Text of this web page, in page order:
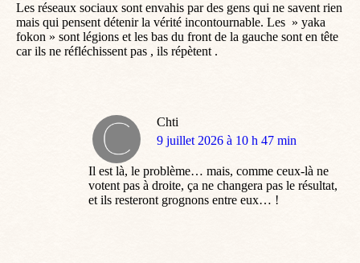
Les réseaux sociaux sont envahis par des gens qui ne savent rien
mais qui pensent détenir la vérité incontournable. Les » yaka
fokon » sont légions et les bas du front de la gauche sont en tête
car ils ne réfléchissent pas , ils répètent .
Chti
dit
9 juillet 2026 à 10 h 47 min
Il est là, le problème… mais, comme ceux-là ne
votent pas à droite, ça ne changera pas le résultat,
et ils resteront grognons entre eux… !